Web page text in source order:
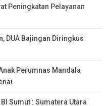
Peningkatan Pelayanan
DUA Bajingan Diringkus
Perumnas Mandala
Sumut : Sumatera Utara